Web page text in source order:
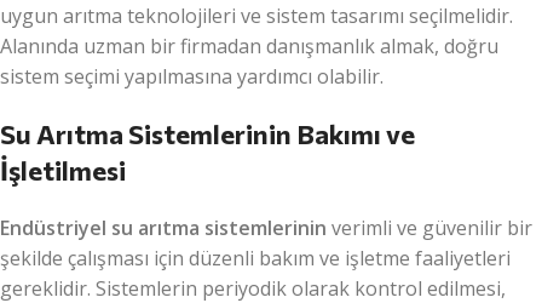
uygun arıtma teknolojileri ve sistem tasarımı seçilmelidir.
Alanında uzman bir firmadan danışmanlık almak, doğru
sistem seçimi yapılmasına yardımcı olabilir.
Su Arıtma Sistemlerinin Bakımı ve
İşletilmesi
Endüstriyel su arıtma sistemlerinin verimli ve güvenilir bir
şekilde çalışması için düzenli bakım ve işletme faaliyetleri
gereklidir. Sistemlerin periyodik olarak kontrol edilmesi,